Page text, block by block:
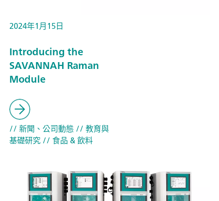
2024年1月15日
Introducing the
SAVANNAH Raman
Module
// 新聞、公司動態 // 教育與
基礎研究// 食品 & 飲料